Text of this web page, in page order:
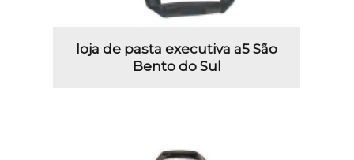
loja de pasta executiva a5 São
Bento do Sul